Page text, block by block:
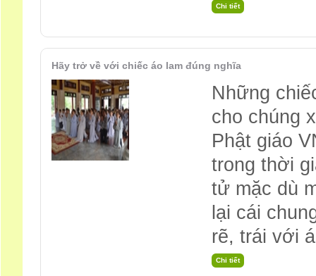
Hãy trở về với chiếc áo lam đúng nghĩa
Những
cho chúng
Phật giáo
trong thời
tử mặc dù
lại cái
rẽ, trái với